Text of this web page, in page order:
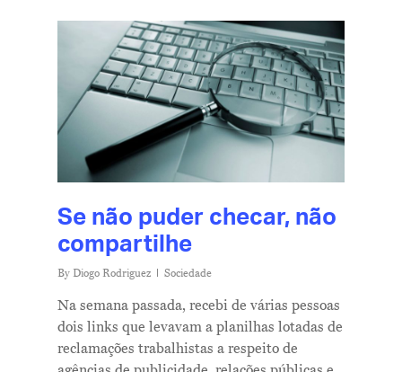
Se não puder checar, não
compartilhe
By Diogo Rodriguez Sociedade
Na semana passada, recebi de várias pessoas
dois links que levavam a planilhas lotadas de
reclamações trabalhistas a respeito de